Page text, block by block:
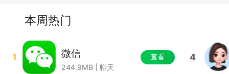
本周热门
1 微信
244.9MB | 聊天
查看 4